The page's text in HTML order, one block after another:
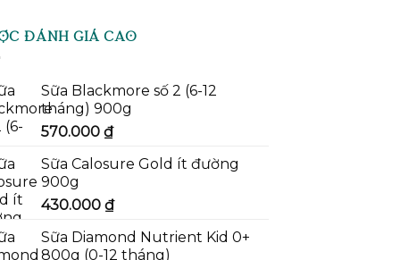
ĐÁNH GIÁ CAO
Sữa Blackmore số 2 (6-12
tháng) 900g
570.000 ₫
Sữa Calosure Gold ít đường
900g
430.000 ₫
Sữa Diamond Nutrient Kid 0+
800g (0-12 tháng)